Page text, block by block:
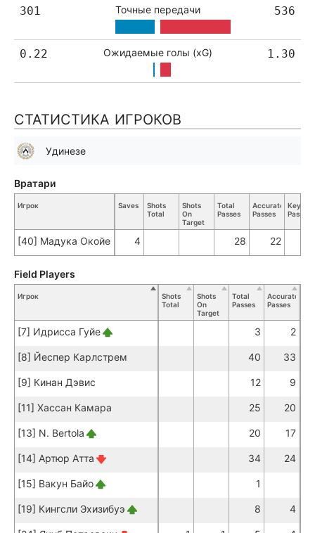
301 Точные передачи 536
0.22 Ожидаемые голы (xG) 1.30
СТАТИСТИКА ИГРОКОВ
Удинезе
Игрок Saves
Shots
Total
Shots
On
Target
Total
Passes
Accurate
Passes
Key
Passes
[40] Мадука Окойе 4 28 22
Вратари
Игрок
Shots
Total
Shots
On
Target
Total
Passes
Accurate
Passes
[7] Идрисса Гуйе 3 2
[8] Йеспер Карлстрем 40 33
[9] Кинан Дэвис 12 9
[11] Хассан Камара 25 20
[13] N. Bertola 20 17
[14] Артюр Атта 34 24
[15] Вакун Байо 1
[19] Кингсли Эхизибуэ 8 4
Field Players